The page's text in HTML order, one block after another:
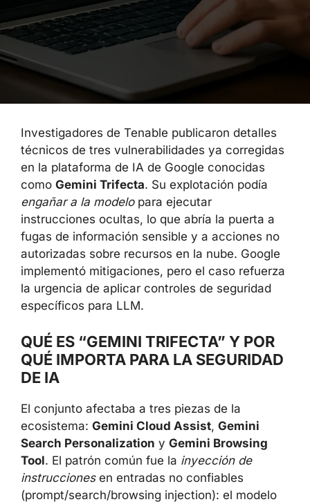
Investigadores de Tenable publicaron detalles
técnicos de tres vulnerabilidades ya corregidas
en la plataforma de IA de Google conocidas
como Gemini Trifecta. Su explotación podía
engañar a la modelopara ejecutar
instrucciones ocultas, lo que abría la puerta a
fugas de información sensible y a acciones no
autorizadas sobre recursos en la nube. Google
implementó mitigaciones, pero el caso refuerza
la urgencia de aplicar controles de seguridad
específicos para LLM.
QUÉ ES “GEMINI TRIFECTA” Y POR
QUÉ IMPORTA PARA LA SEGURIDAD
DE IA
El conjunto afectaba a tres piezas de la
ecosistema: Gemini Cloud Assist, Gemini
Search Personalization y Gemini Browsing
Tool. El patrón común fue la inyección de
instruccionesen entradas no confiables
(prompt/search/browsing injection): el modelo